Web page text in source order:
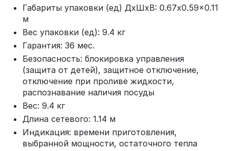
Габариты упаковки (ед) ДхШхВ: 0.67x0.59x0.11
м
Вес упаковки (ед): 9.4 кг
Гарантия: 36 мес.
Безопасность: блокировка управления
(защита от детей), защитное отключение,
отключение при проливе жидкости,
распознавание наличия посуды
Вес: 9.4 кг
Длина сетевого: 1.14 м
Индикация: времени приготовления,
выбранной мощности, остаточного тепла